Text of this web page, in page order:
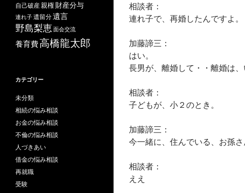
相談者：
連れ子で、再婚したんですよ。
加藤諦三：
はい。
長男が、離婚して・・離婚は、
相談者：
子どもが、小２のとき。
加藤諦三：
今一緒に、住んでいる、お孫さ
相談者：
ええ
自己破産親権 財産分与
連れ子遺留分遺言
野島梨恵面会交流
養育費高橋龍太郎
カテゴリー
未分類
相続の悩み相談
お金の悩み相談
不倫の悩み相談
人づきあい
借金の悩み相談
再就職
受験